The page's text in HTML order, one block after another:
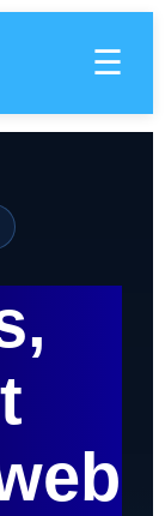
☰